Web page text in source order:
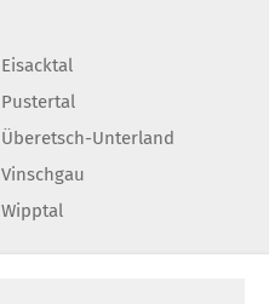
Eisacktal
Pustertal
Überetsch-Unterland
Vinschgau
Wipptal